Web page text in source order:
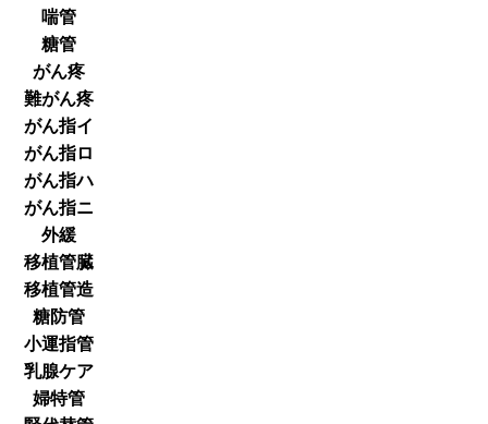
喘管
糖管
がん疼
難がん疼
がん指イ
がん指ロ
がん指ハ
がん指ニ
外緩
移植管臓
移植管造
糖防管
小運指管
乳腺ケア
婦特管